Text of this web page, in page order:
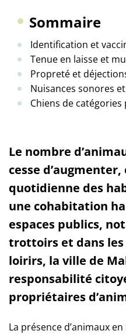
Sommaire
Identification et
Tenue en laisse et
Propreté et
Nuisances sonores
Chiens de
Le nombre
cesse
quotidienne des
une cohabitation
espaces publics,
trottoirs et dans les
loirirs, la ville de
responsabilité
propriétaires
La présence d’animaux